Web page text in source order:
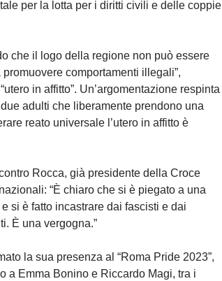
per la lotta per i diritti civili e delle coppie
che il logo della regione non può essere
comportamenti illegali”,
in affitto”. Un’argomentazione respinta
adulti che liberamente prendono una
reato universale l’utero in affitto è
Rocca, già presidente della Croce
“È chiaro che si è piegato a una
si è fatto incastrare dai fascisti e dai
È una vergogna.”
la sua presenza al “Roma Pride 2023”,
a Emma Bonino e Riccardo Magi, tra i